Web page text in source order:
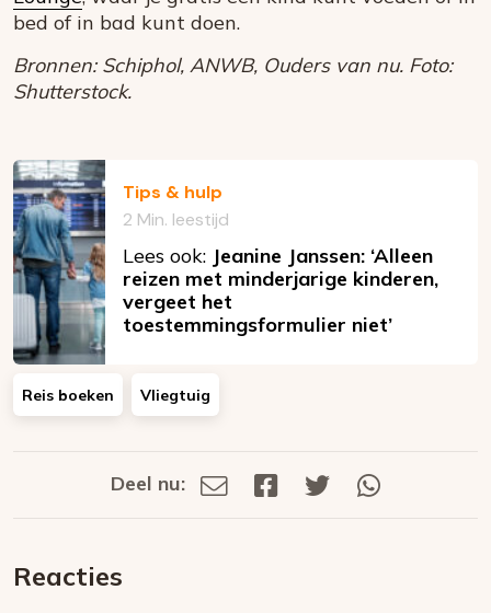
bed of in bad kunt doen.
Bronnen: Schiphol, ANWB, Ouders van nu. Foto:
Shutterstock.
Tips & hulp
2 Min. leestijd
Lees ook: Jeanine Janssen: ‘Alleen
reizen met minderjarige kinderen,
vergeet het
toestemmingsformulier niet’
Reis boeken Vliegtuig
Deel
Deel nu:
Deel
Deel
Deel
Reacties